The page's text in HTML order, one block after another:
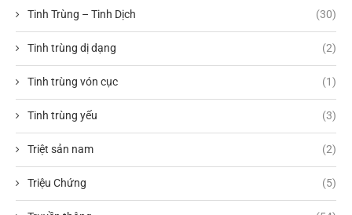
Tinh Trùng – Tinh Dịch (30)
Tinh trùng dị dạng (2)
Tinh trùng vón cục (1)
Tinh trùng yếu (3)
Triệt sản nam (2)
Triệu Chứng (5)